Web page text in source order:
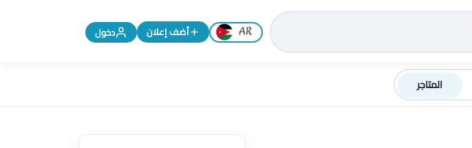
تغيير اللغة إلى الإنجليزية
أضف إعلان دخول
المتاجر